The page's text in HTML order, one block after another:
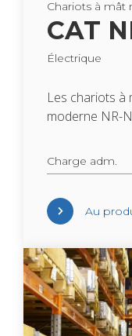
Cha­riots à mât
CAT
Élec­trique
Les cha­riots à
moderne NR-
Charge adm.
Au